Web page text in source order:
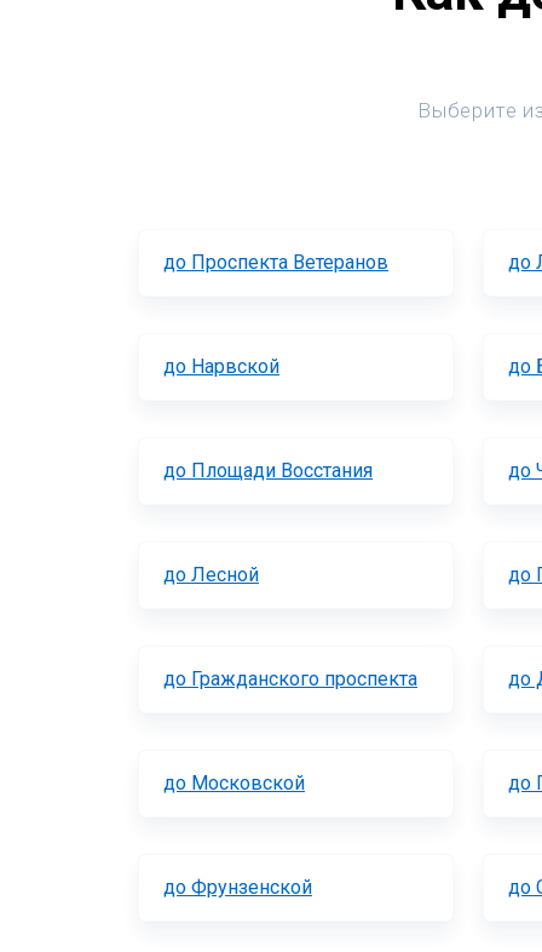
Выберите
до Проспекта Ветеранов до
до Нарвской до
до Площади Восстания до
до Лесной до
до Гражданского проспекта до
до Московской до
до Фрунзенской до